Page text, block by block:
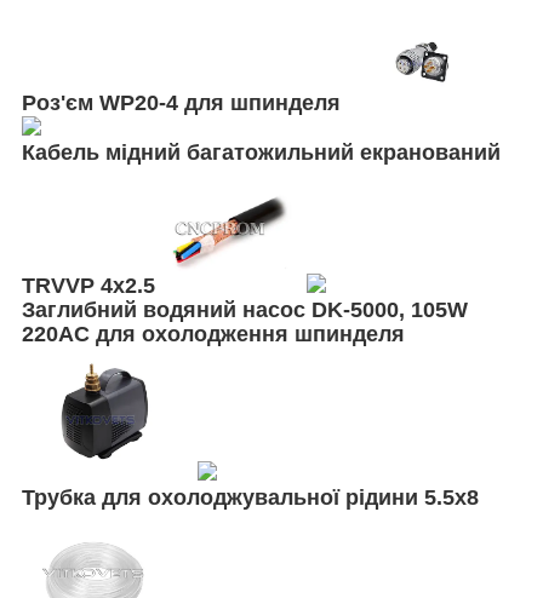
Роз'єм WP20-4 для шпинделя
Кабель мідний багатожильний екранований
TRVVP 4x2.5
Заглибний водяний насос DK-5000, 105W
220AC для охолодження шпинделя
Трубка для охолоджувальної рідини 5.5х8